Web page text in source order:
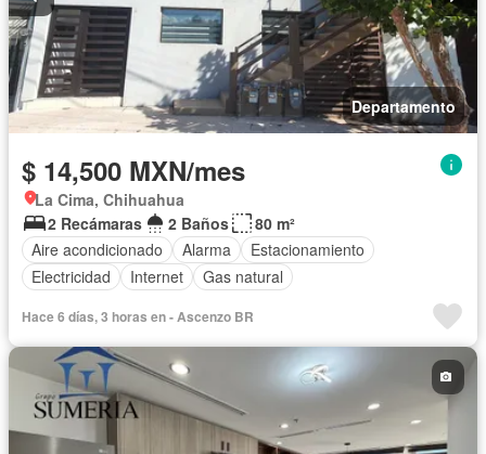
Departamento
$ 14,500 MXN/mes
La Cima, Chihuahua
2 Recámaras
2 Baños
80 m²
Aire acondicionado
Alarma
Estacionamiento
Electricidad
Internet Gas natural
Hace 6 días, 3 horas en - Ascenzo BR